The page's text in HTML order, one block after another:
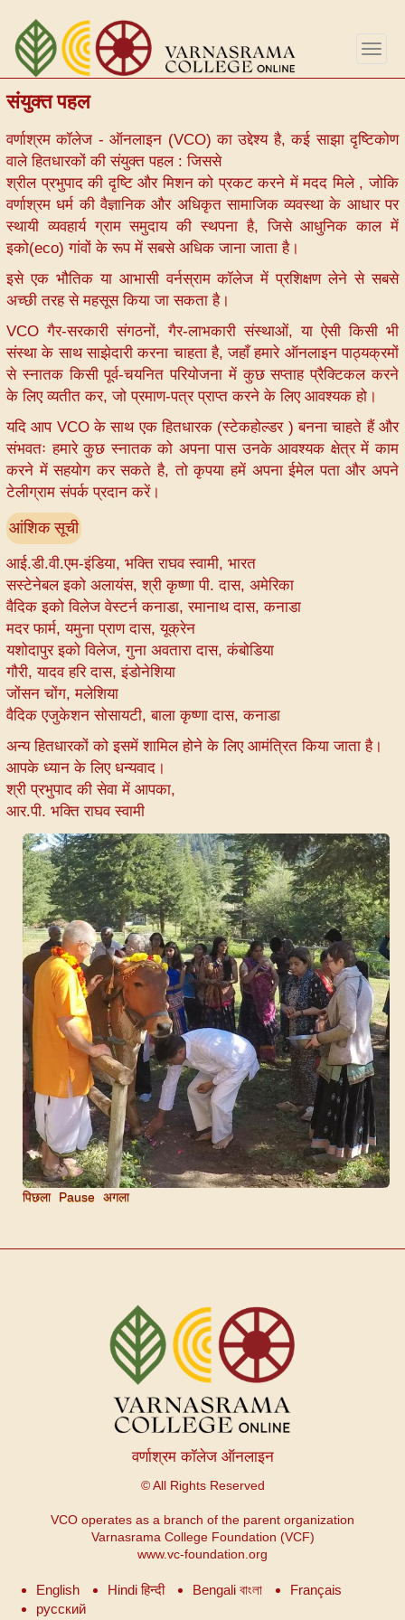
Skip
main
content
संयुक्त पहल
वर्णाश्रम कॉलेज - ऑनलाइन (VCO) का उद्देश्य है, कई साझा दृष्टिकोण
वाले हितधारकों की संयुक्त पहल : जिससे
श्रील प्रभुपाद की दृष्टि और मिशन को प्रकट करने में मदद मिले , जोकि
वर्णाश्रम धर्म की वैज्ञानिक और अधिकृत सामाजिक व्यवस्था के आधार पर
स्थायी व्यवहार्य ग्राम समुदाय की स्थपना है, जिसे आधुनिक काल में
इको(eco) गांवों के रूप में सबसे अधिक जाना जाता है।
इसे एक भौतिक या आभासी वर्नस्राम कॉलेज में प्रशिक्षण लेने से सबसे
अच्छी तरह से महसूस किया जा सकता है।
VCO गैर-सरकारी संगठनों, गैर-लाभकारी संस्थाओं, या ऐसी किसी भी
संस्था के साथ साझेदारी करना चाहता है, जहाँ हमारे ऑनलाइन पाठ्यक्रमों
से स्नातक किसी पूर्व-चयनित परियोजना में कुछ सप्ताह प्रैक्टिकल करने
के लिए व्यतीत कर, जो प्रमाण-पत्र प्राप्त करने के लिए आवश्यक हो।
यदि आप VCO के साथ एक हितधारक (स्टेकहोल्डर ) बनना चाहते हैं और
संभवतः हमारे कुछ स्नातक को अपना पास उनके आवश्यक क्षेत्र में काम
करने में सहयोग कर सकते है, तो कृपया हमें अपना ईमेल पता और अपने
टेलीग्राम संपर्क प्रदान करें।
आंशिक सूची
आई.डी.वी.एम-इंडिया, भक्ति राघव स्वामी, भारत
सस्टेनेबल इको अलायंस, श्री कृष्णा पी. दास, अमेरिका
वैदिक इको विलेज वेस्टर्न कनाडा, रमानाथ दास, कनाडा
मदर फार्म, यमुना प्राण दास, यूक्रेन
यशोदापुर इको विलेज, गुना अवतारा दास, कंबोडिया
गौरी, यादव हरि दास, इंडोनेशिया
जोंसन चोंग, मलेशिया
वैदिक एजुकेशन सोसायटी, बाला कृष्णा दास, कनाडा
अन्य हितधारकों को इसमें शामिल होने के लिए आमंत्रित किया जाता है।
आपके ध्यान के लिए धन्यवाद।
श्री प्रभुपाद की सेवा में आपका,
आर.पी. भक्ति राघव स्वामी
पिछला Pause अगला
वर्णाश्रम कॉलेज ऑनलाइन
© All Rights Reserved
VCO operates as a branch of the parent organization
Varnasrama College Foundation (VCF)
www.vc-foundation.org
English Hindi हिन्दी Bengali বাংলা
Français
русский